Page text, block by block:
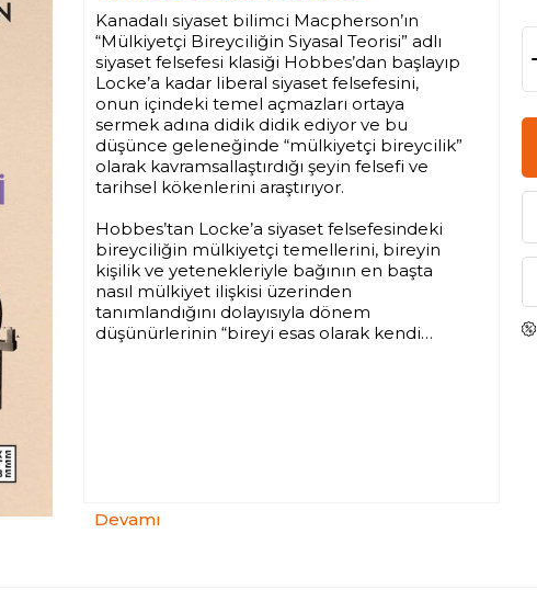
Kanadalı siyaset bilimci Macpherson’ın
“Mülkiyetçi Bireyciliğin Siyasal Teorisi” adlı
siyaset felsefesi klasiği Hobbes’dan başlayıp
Locke’a kadar liberal siyaset felsefesini,
onun içindeki temel açmazları ortaya
sermek adına didik didik ediyor ve bu
düşünce geleneğinde “mülkiyetçi bireycilik”
olarak kavramsallaştırdığı şeyin felsefi ve
tarihsel kökenlerini araştırıyor.
Hobbes’tan Locke’a siyaset felsefesindeki
bireyciliğin mülkiyetçi temellerini, bireyin
kişilik ve yetenekleriyle bağının en başta
nasıl mülkiyet ilişkisi üzerinden
tanımlandığını dolayısıyla dönem
düşünürlerinin “bireyi esas olarak kendi
birbirinden yalıtılırken, toplum da bu
Devamı